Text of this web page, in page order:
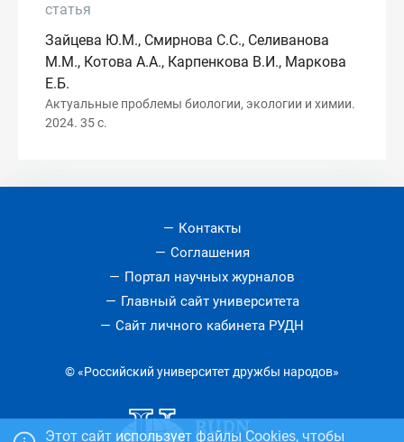
статья
Зайцева Ю.М., Смирнова С.С., Селиванова
М.М., Котова А.А., Карпенкова В.И., Маркова
Е.Б.
Актуальные проблемы биологии, экологии и химии.
2024. 35 с.
Контакты
Соглашения
Портал научных журналов
Главный сайт университета
Сайт личного кабинета РУДН
© «Российский университет дружбы народов»
Этот сайт использует файлы Cookies, чтобы